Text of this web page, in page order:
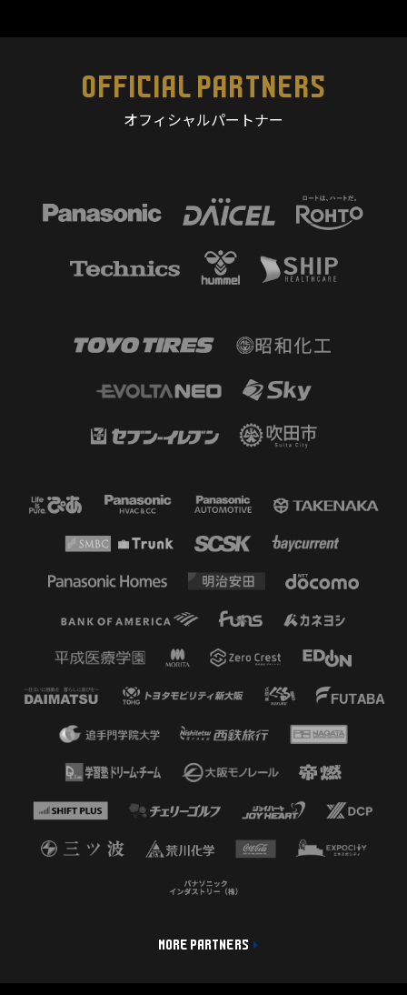
OFFICIAL PARTNERS
オフィシャルパートナー
MORE PARTNERS